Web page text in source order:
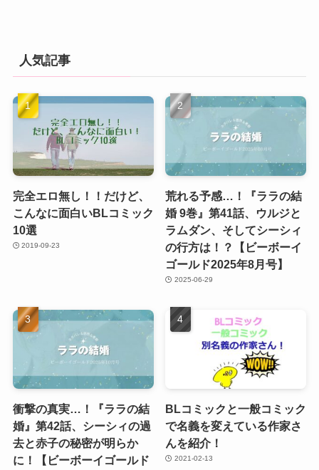
人気記事
完全エロ無し！！だけど、
こんなに面白いBLコミック
10選
2019-09-23
荒れる予感…！『ララの結
婚 9巻』第41話、ウルジと
ラムダン、そしてシーシィ
の行方は！？【ビーボーイ
ゴールド2025年8月号】
2025-06-29
衝撃の真実…！『ララの結
婚』第42話、シーシィの過
去と赤子の秘密が明らか
に！【ビーボーイゴールド
BLコミックと一般コミック
で名義を変えている作家さ
んを紹介！
2021-02-13